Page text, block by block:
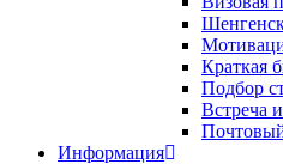
Краткая
Подбор
Встреча
Информация